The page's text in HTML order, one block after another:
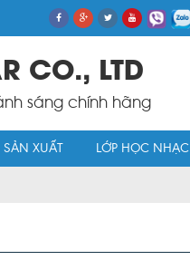
CO., LTD
sáng chính hãng
XUẤT LỚP HỌC NHẠC